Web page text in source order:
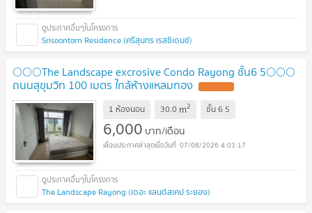
Srisoontorn Residence (ศรีสุนทร เรสซิเดนซ์)
🌕🌕🌕The Landscape excrosive Condo Rayong ชั้น6 5🌕🌕🌕
ถนนสุขุมวิท 100 เมตร ใกล้ห้างแหลมทอง
1 ห้องนอน 30.0 m2 ชั้น6 5
6,000 บาท/เดือน
07/08/2026 4:03:17
The Landscape Rayong (เดอะ แลนด์สเคป ระยอง)